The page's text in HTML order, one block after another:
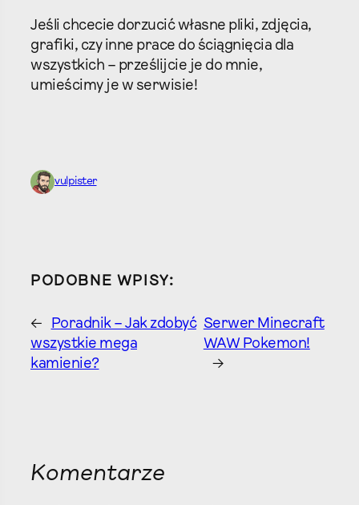
Jeśli chcecie dorzucić własne pliki, zdjęcia,
grafiki, czy inne prace do ściągnięcia dla
wszystkich – prześlijcie je do mnie,
umieścimy je w serwisie!
vulpister
PODOBNE WPISY:
←
Poradnik – Jak zdobyć
wszystkie mega
kamienie?
Serwer Minecraft
WAW Pokemon!
→
Komentarze